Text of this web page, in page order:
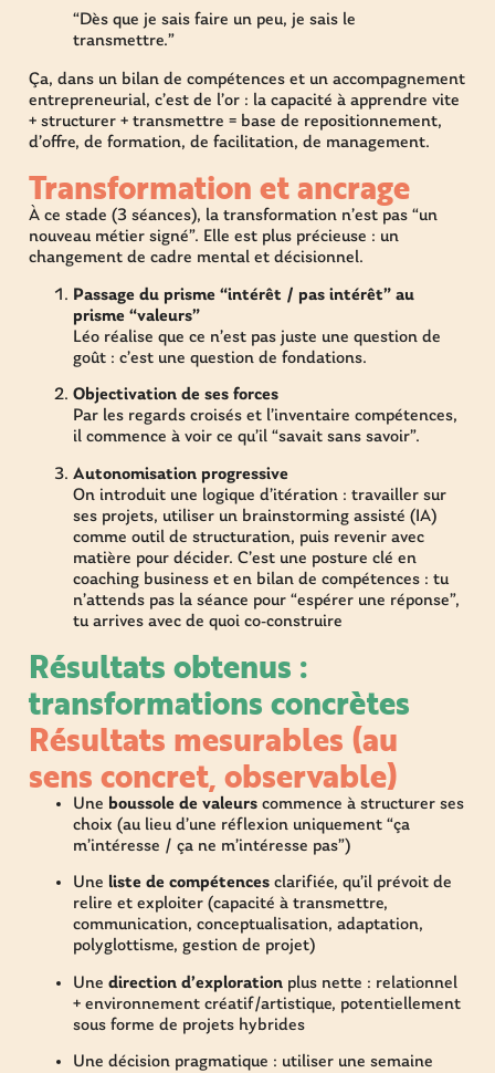
“Dès que je sais faire un peu, je sais le
transmettre.”
Ça, dans un bilan de compétences et un accompagnement
entrepreneurial, c’est de l’or : la capacité à apprendre vite
+ structurer + transmettre = base de repositionnement,
d’offre, de formation, de facilitation, de management.
Transformation et ancrage
À ce stade (3 séances), la transformation n’est pas “un
nouveau métier signé”. Elle est plus précieuse : un
changement de cadre mental et décisionnel.
Passage du prisme “intérêt / pas intérêt” au
prisme “valeurs”
Léo réalise que ce n’est pas juste une question de
goût : c’est une question de fondations.
Objectivation de ses forces
Par les regards croisés et l’inventaire compétences,
il commence à voir ce qu’il “savait sans savoir”.
Autonomisation progressive
On introduit une logique d’itération : travailler sur
ses projets, utiliser un brainstorming assisté (IA)
comme outil de structuration, puis revenir avec
matière pour décider. C’est une posture clé en
coaching business et en bilan de compétences : tu
n’attends pas la séance pour “espérer une réponse”,
tu arrives avec de quoi co-construire
Résultats obtenus :
transformations concrètes
Résultats mesurables (au
sens concret, observable)
Une boussole de valeurs commence à structurer ses
choix (au lieu d’une réflexion uniquement “ça
m’intéresse / ça ne m’intéresse pas”)
Une liste de compétences clarifiée, qu’il prévoit de
relire et exploiter (capacité à transmettre,
communication, conceptualisation, adaptation,
polyglottisme, gestion de projet)
Une direction d’exploration plus nette : relationnel
+ environnement créatif/artistique, potentiellement
sous forme de projets hybrides
Une décision pragmatique : utiliser une semaine